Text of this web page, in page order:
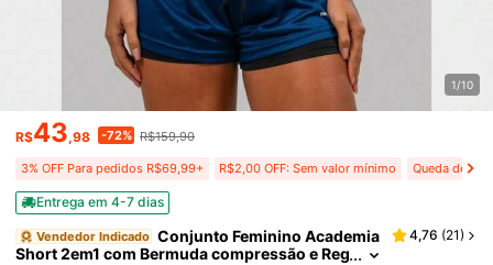
1/10
R$43,98 -72% R$159,90
3% OFF Para pedidos R$69,99+ R$2,00 OFF: Sem valor mínimo Queda de
Entrega em 4-7 dias
Vendedor Indicado Conjunto Feminino Academia
Short 2em1 com Bermuda compressão e Reg
4,76 (21)